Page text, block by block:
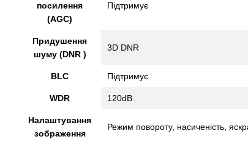
посилення
(AGC)
Підтримує
Придушення
шуму (DNR )
3D DNR
BLC Підтримує
WDR 120dB
Налаштування
зображення
Режим повороту, насиченість,